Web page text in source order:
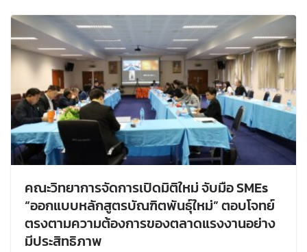
คณะวิทยาการจัดการเปิดมิติใหม่ จับมือ SMEs
“ออกแบบหลักสูตรบัณฑิตพันธุ์ใหม่” ตอบโจทย์
ตรงตามความต้องการของตลาดแรงงานอย่าง
มีประสิทธิภาพ